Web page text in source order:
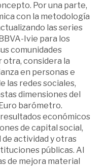
Por una parte,
con la metodología
las series
Ivie para los
comunidades
otra, considera la
en personas e
las redes sociales,
dimensiones del
barómetro.
económicos
de capital social,
de actividad y otras
públicas. Al
de mejora material